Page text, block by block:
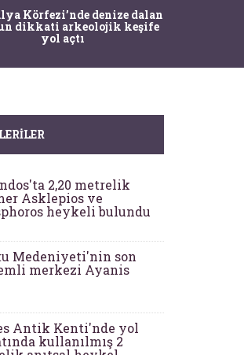
Körfezi’nde denize dalan
dikkati arkeolojik keşife
yol açtı
2,20 metrelik
Asklepios ve
heykeli bulundu
Medeniyeti'nin son
merkezi Ayanis
Antik Kenti'nde yol
kullanılmış 2